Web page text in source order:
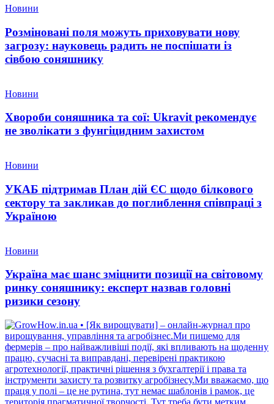
Новини
Розміновані поля можуть приховувати нову
загрозу: науковець радить не поспішати із
сівбою соняшнику
Новини
Хвороби соняшника та сої: Ukravit рекомендує
не зволікати з фунгіцидним захистом
Новини
УКАБ підтримав План дій ЄС щодо білкового
сектору та закликав до поглиблення співпраці з
Україною
Новини
Україна має шанс зміцнити позиції на світовому
ринку соняшнику: експерт назвав головні
ризики сезону